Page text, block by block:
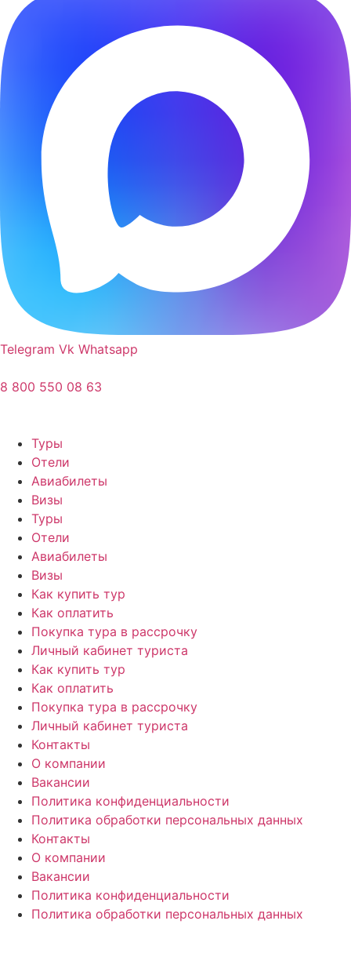
Telegram Vk Whatsapp
8 800 550 08 63
Туры
Отели
Авиабилеты
Визы
Туры
Отели
Авиабилеты
Визы
Как купить тур
Как оплатить
Покупка тура в рассрочку
Личный кабинет туриста
Как купить тур
Как оплатить
Покупка тура в рассрочку
Личный кабинет туриста
Контакты
О компании
Вакансии
Политика конфиденциальности
Политика обработки персональных данных
Контакты
О компании
Вакансии
Политика конфиденциальности
Политика обработки персональных данных